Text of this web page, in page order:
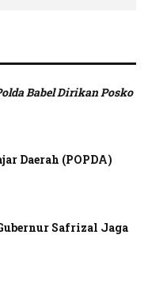
Babel Dirikan Posko
Daerah (POPDA)
Safrizal Jaga